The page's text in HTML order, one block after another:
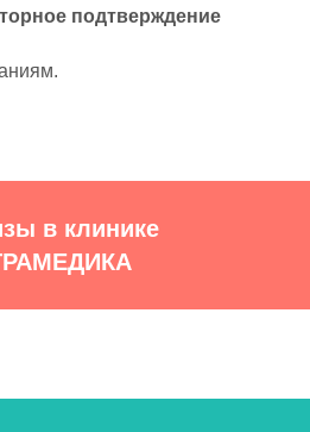
подтверждение
в клинике